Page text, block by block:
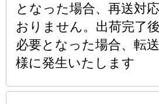
となった場合、再送対
おりません。出荷完了
必要となった場合、転
様に発生いたします